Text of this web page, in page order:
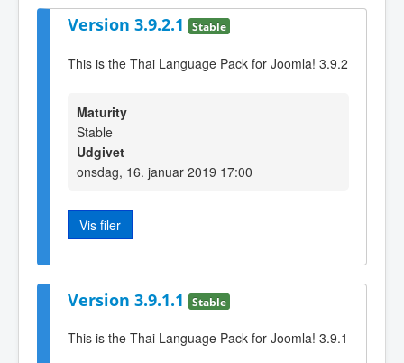
Version 3.9.2.1 Stable
This is the Thai Language Pack for Joomla! 3.9.2
Maturity
Stable
Udgivet
onsdag, 16. januar 2019 17:00
Vis filer
Version 3.9.1.1 Stable
This is the Thai Language Pack for Joomla! 3.9.1